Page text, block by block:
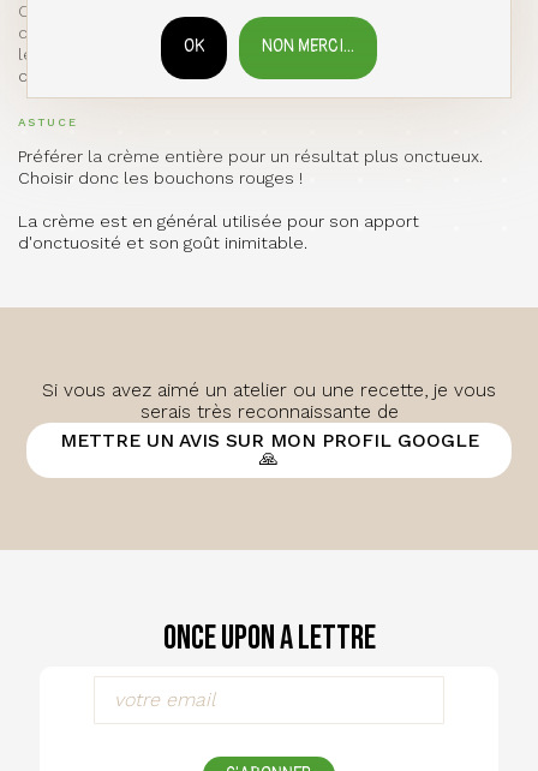
C'est Antonin Carême « le cuisinier des rois et le roi des
cuisiniers », qui en fait la base de sauces et la marie avec
les pommes de terre. C'est qui lance la consommation de
crème fraîche de façon vraiment officielle en France !
ASTUCE
Préférer la crème entière pour un résultat plus onctueux.
Choisir donc les bouchons rouges !
La crème est en général utilisée pour son apport
d'onctuosité et son goût inimitable.
Si vous avez aimé un atelier ou une recette, je vous
serais très reconnaissante de
METTRE UN AVIS SUR MON PROFIL GOOGLE
🙏
Once Upon a Lettre
NON MERCI...
OK
RETIRER LE CONSENTEMENT